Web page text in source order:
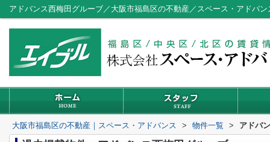
アドバンス西梅田グルーブ／大阪市福島区の不動産／スペース・アドバン
大阪市福島区の不動産｜スペース・アドバンス > 物件一覧 > アドバ